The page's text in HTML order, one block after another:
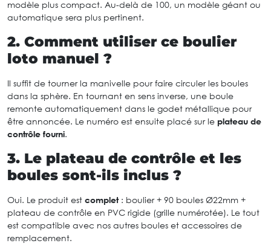
modèle plus compact. Au-delà de 100, un modèle géant ou
automatique sera plus pertinent.
2. Comment utiliser ce boulier
loto manuel ?
Il suffit de tourner la manivelle pour faire circuler les boules
dans la sphère. En tournant en sens inverse, une boule
remonte automatiquement dans le godet métallique pour
être annoncée. Le numéro est ensuite placé sur le plateau de
contrôle fourni.
3. Le plateau de contrôle et les
boules sont-ils inclus ?
Oui. Le produit est complet: boulier + 90 boules Ø22mm +
plateau de contrôle en PVC rigide (grille numérotée). Le tout
est compatible avec nos autres boules et accessoires de
remplacement.